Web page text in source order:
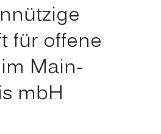
für offene
Main-
mbH